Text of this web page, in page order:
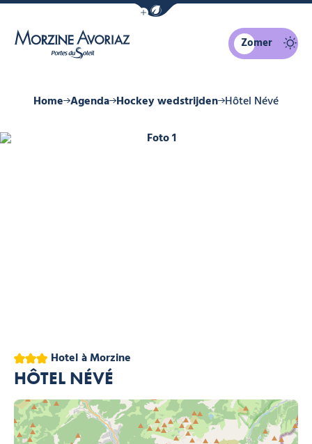
Navigatiebalk eco-modus
Zomer
Home Agenda Hockey wedstrijden Hôtel Névé
3 sterrenHotelà Morzine
HÔTEL NÉVÉ
Foto 1